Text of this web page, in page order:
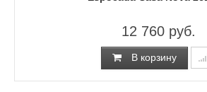
12 760 руб.
В корзину